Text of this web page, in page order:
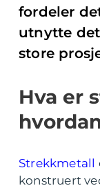
fordeler
utnytte
store
Hva er
Strekkmetall
konstruert